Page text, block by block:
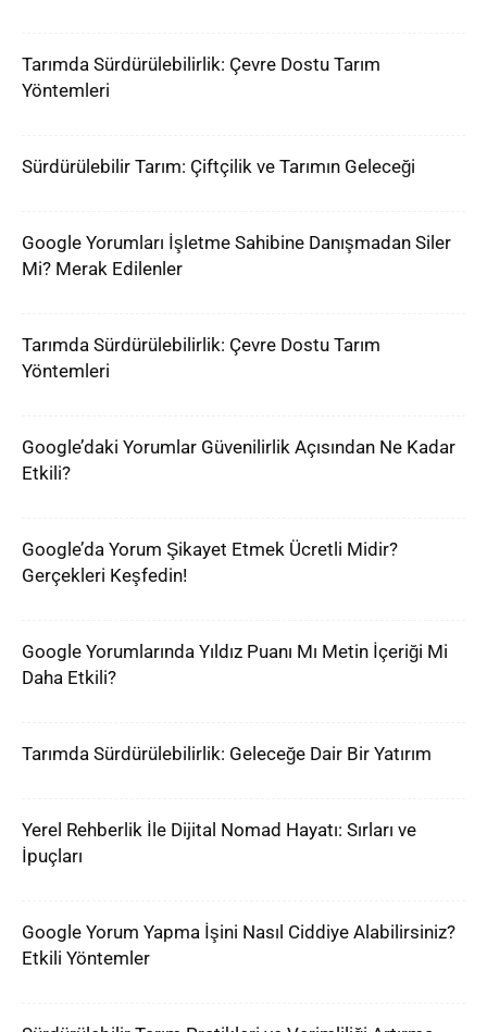
Tarımda Sürdürülebilirlik: Çevre Dostu Tarım
Yöntemleri
Sürdürülebilir Tarım: Çiftçilik ve Tarımın Geleceği
Google Yorumları İşletme Sahibine Danışmadan Siler
Mi? Merak Edilenler
Tarımda Sürdürülebilirlik: Çevre Dostu Tarım
Yöntemleri
Google’daki Yorumlar Güvenilirlik Açısından Ne Kadar
Etkili?
Google’da Yorum Şikayet Etmek Ücretli Midir?
Gerçekleri Keşfedin!
Google Yorumlarında Yıldız Puanı Mı Metin İçeriği Mi
Daha Etkili?
Tarımda Sürdürülebilirlik: Geleceğe Dair Bir Yatırım
Yerel Rehberlik İle Dijital Nomad Hayatı: Sırları ve
İpuçları
Google Yorum Yapma İşini Nasıl Ciddiye Alabilirsiniz?
Etkili Yöntemler